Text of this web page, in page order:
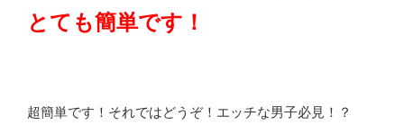
とても簡単です！
超簡単です！それではどうぞ！エッチな男子必見！？